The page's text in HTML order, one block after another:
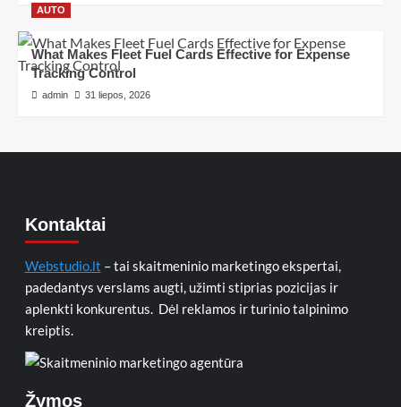
AUTO
What Makes Fleet Fuel Cards Effective for Expense
Tracking Control
admin 31 liepos, 2026
Kontaktai
Webstudio.lt – tai skaitmeninio marketingo ekspertai,
padedantys verslams augti, užimti stiprias pozicijas ir
aplenkti konkurentus. Dėl reklamos ir turinio talpinimo
kreiptis.
Žymos